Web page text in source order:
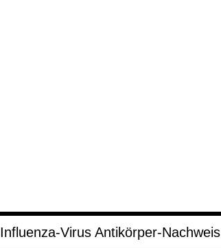
Influ­enza-​Virus Anti­kör­per-​Nach­weis